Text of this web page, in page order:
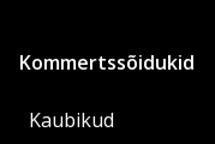
Kommertssõidukid
Kaubikud